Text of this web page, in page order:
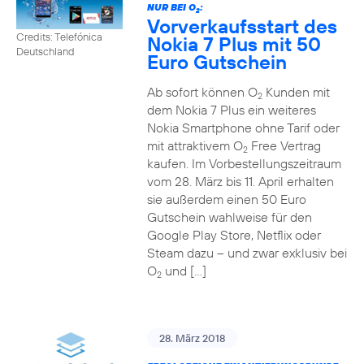
Credits: Telefónica
Deutschland
NUR BEI O2:
Vorverkaufsstart des
Nokia 7 Plus mit 50
Euro Gutschein
Ab sofort können O2Kunden mit
dem Nokia 7 Plus ein weiteres
Nokia Smartphone ohne Tarif oder
mit attraktivem O2Free Vertrag
kaufen. Im Vorbestellungszeitraum
vom 28. März bis 11. April erhalten
sie außerdem einen 50 Euro
Gutschein wahlweise für den
Google Play Store, Netflix oder
Steam dazu – und zwar exklusiv bei
O2und […]
28. März 2018